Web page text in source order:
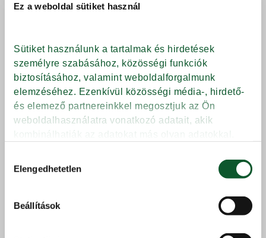
Ez a weboldal sütiket használ
Sütiket használunk a tartalmak és hirdetések
személyre szabásához, közösségi funkciók
biztosításához, valamint weboldalforgalmunk
elemzéséhez. Ezenkívül közösségi média-, hirdető-
és elemező partnereinkkel megosztjuk az Ön
weboldalhasználatra vonatkozó adatait, akik
kombinálhatják az adatokat más olyan adatokkal,
Adatkezelési tájékoztató
kiválasztása
Elengedhetetlen
Beállítások
típusa